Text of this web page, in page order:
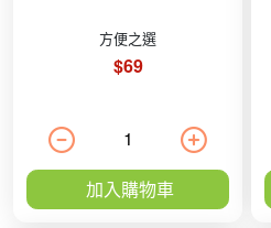
方便之選
$69
加入購物車